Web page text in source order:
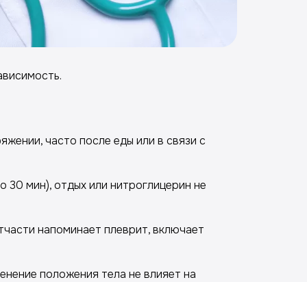
часто после еды или в связи с
30 мин), отдых или нитроглицерин не
напоминает плеврит, включает
положения тела не влияет на